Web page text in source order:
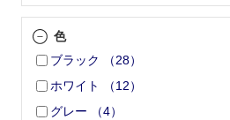
色
ブラック
（28）
ホワイト
（12）
グレー
（4）